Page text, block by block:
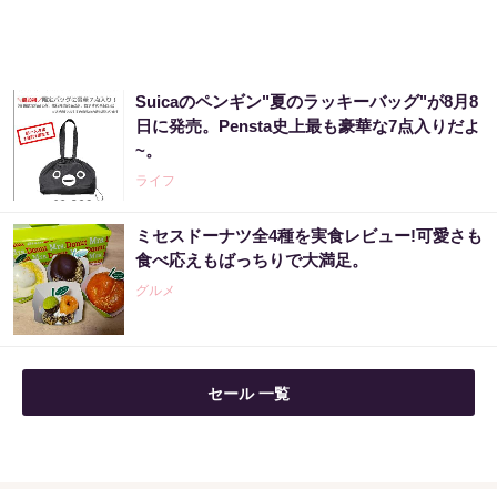
Suicaのペンギン"夏のラッキーバッグ"が8月8
日に発売。Pensta史上最も豪華な7点入りだよ
~。
ライフ
ミセスドーナツ全4種を実食レビュー!可愛さも
食べ応えもばっちりで大満足。
グルメ
セール 一覧